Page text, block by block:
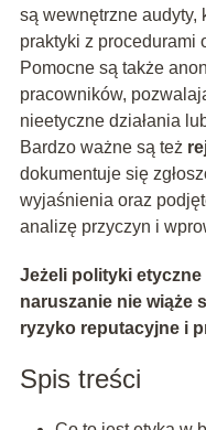
są wewnętrzne audyty,
praktyki z procedurami
Pomocne są także
pracowników,
nieetyczne działania
Bardzo ważne są też
dokumentuje się
wyjaśnienia oraz
analizę przyczyn i
Jeżeli polityki
naruszanie nie wiąże
ryzyko reputacyjne i
Spis treści